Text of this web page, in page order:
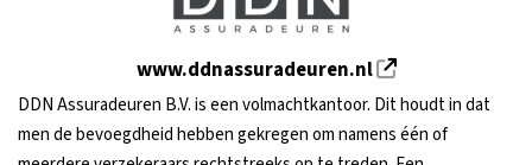
www.ddnassuradeuren.nl
DDN Assuradeuren B.V. is een volmachtkantoor. Dit houdt in dat
men de bevoegdheid hebben gekregen om namens één of